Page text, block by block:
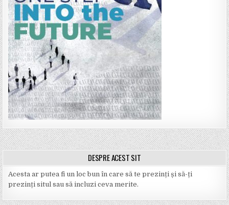
DESPRE ACEST SIT
Acesta ar putea fi un loc bun în care să te prezinți și să-ți
prezinți situl sau să incluzi ceva merite.